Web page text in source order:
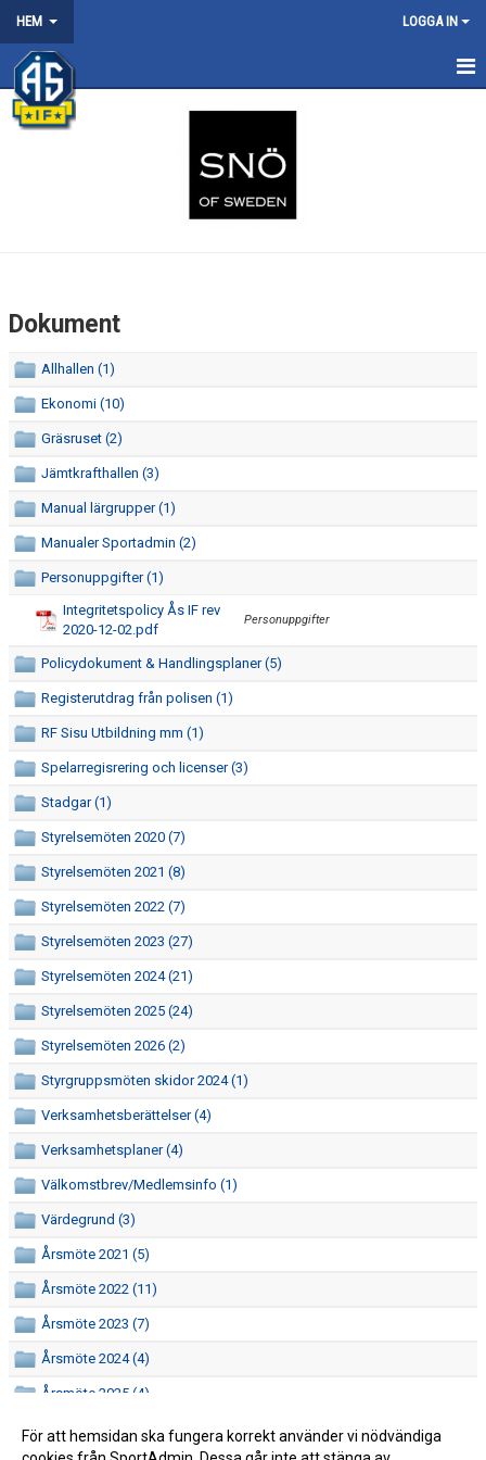
HEM LOGGA IN
HEM
NYHETER
VISSELBLÅSNING
BOKNINGAR OCH SCHEMA FÖR JÄMTKRAFTHALLEN
KONTAKT
Dokument
Allhallen (1)
Ekonomi (10)
Gräsruset (2)
Jämtkrafthallen (3)
Manual lärgrupper (1)
Manualer Sportadmin (2)
Personuppgifter (1)
Integritetspolicy Ås IF rev
2020-12-02.pdf
Personuppgifter
Policydokument & Handlingsplaner (5)
Registerutdrag från polisen (1)
RF Sisu Utbildning mm (1)
Spelarregisrering och licenser (3)
Stadgar (1)
Styrelsemöten 2020 (7)
Styrelsemöten 2021 (8)
Styrelsemöten 2022 (7)
Styrelsemöten 2023 (27)
Styrelsemöten 2024 (21)
Styrelsemöten 2025 (24)
Styrelsemöten 2026 (2)
Styrgruppsmöten skidor 2024 (1)
Verksamhetsberättelser (4)
Verksamhetsplaner (4)
Välkomstbrev/Medlemsinfo (1)
Värdegrund (3)
Årsmöte 2021 (5)
Årsmöte 2022 (11)
Årsmöte 2023 (7)
Årsmöte 2024 (4)
Årsmöte 2025 (4)
Årsmöte 2026 (8)
För att hemsidan ska fungera korrekt använder vi nödvändiga